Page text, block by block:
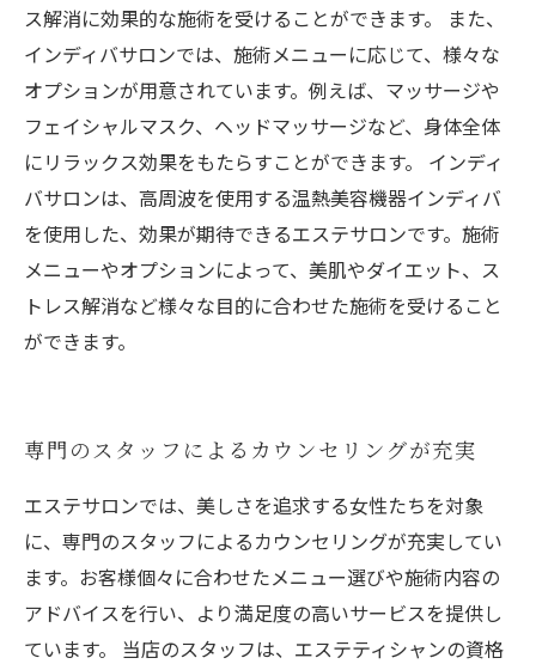
ス解消に効果的な施術を受けることができます。 また、
インディバサロンでは、施術メニューに応じて、様々な
オプションが用意されています。例えば、マッサージや
フェイシャルマスク、ヘッドマッサージなど、身体全体
にリラックス効果をもたらすことができます。 インディ
バサロンは、高周波を使用する温熱美容機器インディバ
を使用した、効果が期待できるエステサロンです。施術
メニューやオプションによって、美肌やダイエット、ス
トレス解消など様々な目的に合わせた施術を受けること
ができます。
専門のスタッフによるカウンセリングが充実
エステサロンでは、美しさを追求する女性たちを対象
に、専門のスタッフによるカウンセリングが充実してい
ます。お客様個々に合わせたメニュー選びや施術内容の
アドバイスを行い、より満足度の高いサービスを提供し
ています。 当店のスタッフは、エステティシャンの資格